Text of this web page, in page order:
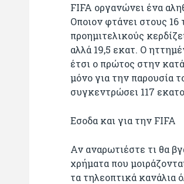
FIFA οργανώνει ένα
Οποιον φτάνει στους
προημιτελικούς
αλλά 19,5 εκατ. Ο
έτσι ο πρώτος στην
μόνο για την παρουσία
συγκεντρώσει 117
Εσοδα και για την FIFA
Αν αναρωτιέστε τι θα
χρήματα που
τα τηλεοπτικά κανάλια